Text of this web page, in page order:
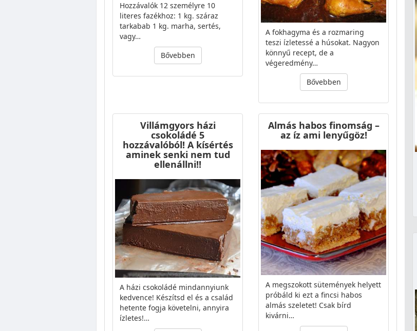
Hozzávalók 12 személyre 10
literes fazékhoz: 1 kg. száraz
tarkabab 1 kg. marha, sertés,
vagy…
Bővebben
A fokhagyma és a rozmaring
teszi ízletessé a húsokat. Nagyon
könnyű recept, de a
végeredmény…
Bővebben
Villámgyors házi
csokoládé 5
hozzávalóból! A kísértés
aminek senki nem tud
ellenállni!!
A házi csokoládé mindannyiunk
kedvence! Készítsd el és a család
hetente fogja követelni, annyira
ízletes!…
Almás habos finomság –
az íz ami lenyűgöz!
A megszokott sütemények helyett
próbáld ki ezt a fincsi habos
almás szeletet! Csak bírd
kivárni…